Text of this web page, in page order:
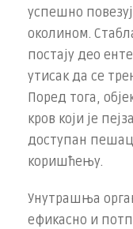
успешно
околином.
постају део
утисак да се
Поред тога,
кров који је
доступан
коришћењу.
Унутрашња
ефикасно и